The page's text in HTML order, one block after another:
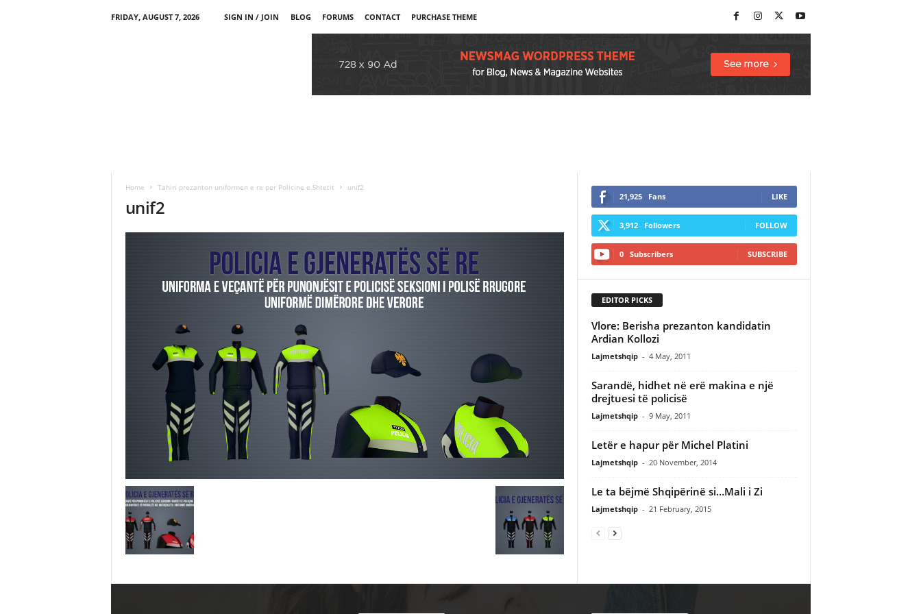
FRIDAY, AUGUST 7, 2026 SIGN IN / JOIN BLOG FORUMS CONTACT PURCHASE THEME
Home Tahiri prezanton uniformen e re per Policine e Shtetit unif2
unif2 21,925 Fans LIKE
3,912 Followers FOLLOW
0 Subscribers SUBSCRIBE
EDITOR PICKS
Vlore: Berisha prezanton kandidatin
Ardian Kollozi
Lajmetshqip - 4 May, 2011
Sarandë, hidhet në erë makina e një
drejtuesi të policisë
Lajmetshqip - 9 May, 2011
Letër e hapur për Michel Platini
Lajmetshqip - 20 November, 2014
Le ta bëjmë Shqipërinë si…Mali i Zi
Lajmetshqip - 21 February, 2015